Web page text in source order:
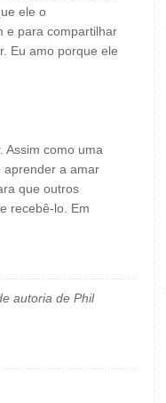
ele o
e para compartilhar
Eu amo porque ele
Assim como uma
aprender a amar
que outros
recebê-lo. Em
autoria de Phil